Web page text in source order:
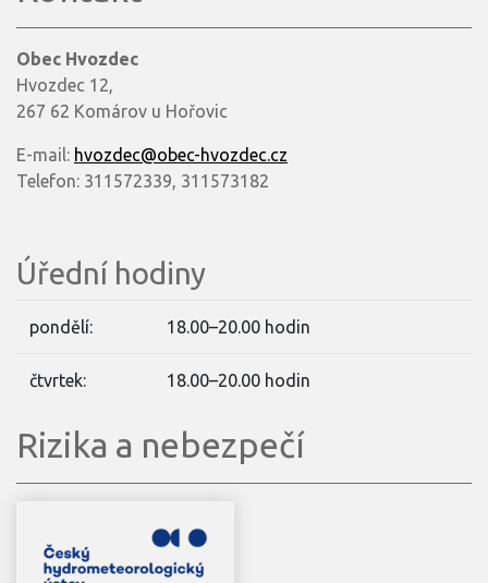
Obec Hvozdec
Hvozdec 12,
267 62 Komárov u Hořovic
E-mail: hvozdec@obec-hvozdec.cz
Telefon: 311572339, 311573182
Úřední hodiny
pondělí: 18.00–20.00 hodin
čtvrtek: 18.00–20.00 hodin
Rizika a nebezpečí